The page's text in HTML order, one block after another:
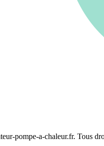
pompe-a-chaleur.fr. Tous